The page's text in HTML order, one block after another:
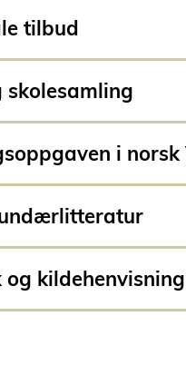
tilbud
skolesamling
i norsk
kildehenvisning